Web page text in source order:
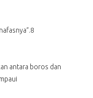
antara boros dan